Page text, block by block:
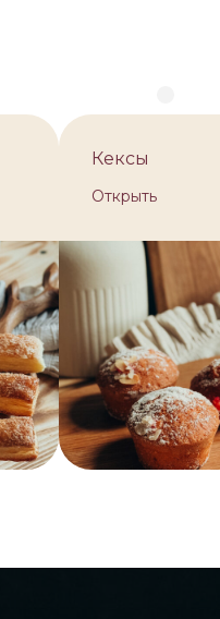
Кексы
Открыть